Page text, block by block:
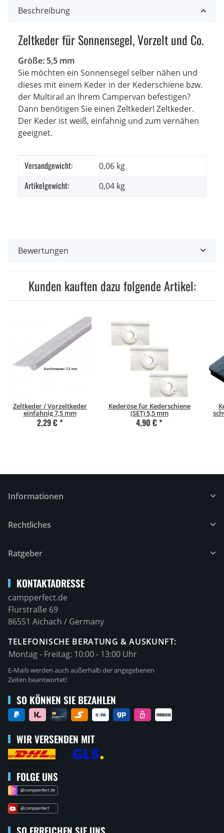
Beschreibung
Zeltkeder für Sonnensegel, Vorzelt und Co.
Größe: 5,5 mm
Sie möchten ein Sonnensegel selber nähen und
dieses mit einem Keder in der Kederschiene bzw.
der Multirail an Ihrem Campervan befestigen?
Dann benötigen Sie einen Zeltkeder! Zeltkeder.
Der Keder ist weiß, einfahnig und zum vernähen
geeignet.
Produkteigenschaft
Wert
Versandgewicht: 0,06 kg
Artikelgewicht: 0,04 kg
Bewertungen
Kunden kauften dazu folgende Artikel:
Zeltkeder / Vorzeltkeder
einfahnig 7,5 mm
2,29 €*
Kederöse für Kederschiene
(SET) 5,5 mm
4,90 €*
Informationen
Rechtliches
Ratgeber
KONTAKTADRESSE
campperfect.de
Flurstraße 69
86551 Aichach / Germany
TELEFONISCHE BERATUNG & AUSKUNFT:
Montag - Freitag: 10:00 - 13:00 Uhr
E-Mails werden auch außerhalb der angegebenen
Zeiten beantwortet!
SO KÖNNEN SIE BEZAHLEN
WIR VERSENDEN MIT
FOLGE UNS